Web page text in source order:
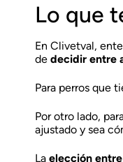
Lo que
En Clivetval,
de decidir entre
Para perros que
Por otro lado,
ajustado y sea
La elección